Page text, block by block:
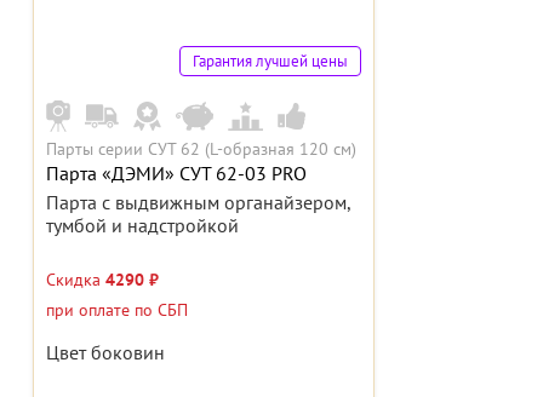
Гарантия лучшей цены
Парты серии СУТ 62 (L-образная 120 см)
Парта «ДЭМИ» СУТ 62-03 PRO
Парта с выдвижным органайзером,
тумбой и надстройкой
Скидка 4290 ₽
при оплате по СБП
Цвет боковин